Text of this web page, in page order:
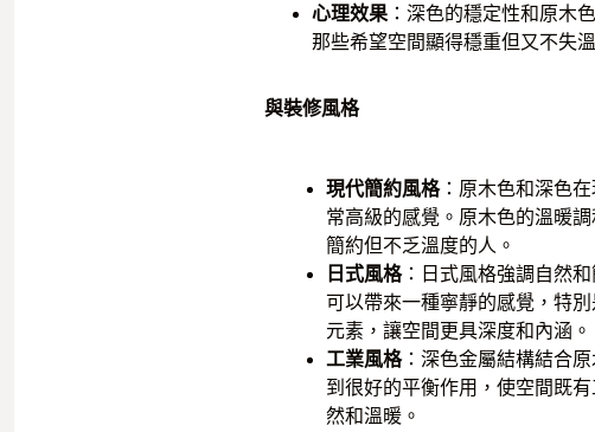
心理效果 ：深色的穩定性和原木
那些希望空間顯得穩重但又不失
與裝修風格
現代簡約風格：原木色和深色
常高級的感覺。原木色的溫暖
簡約但不乏溫度的人。
日式風格：日式風格強調自然
可以帶來一種寧靜的感覺，特
元素，讓空間更具深度和內涵。
工業風格：深色金屬結構結合
到很好的平衡作用，使空間既
然和溫暖。